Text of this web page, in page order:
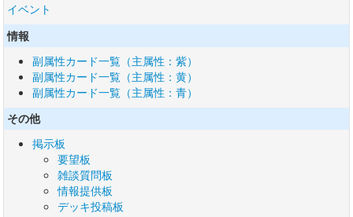
イベント
情報
副属性カード一覧（主属性：紫）
副属性カード一覧（主属性：黄）
副属性カード一覧（主属性：青）
その他
掲示板
要望板
雑談質問板
情報提供板
デッキ投稿板